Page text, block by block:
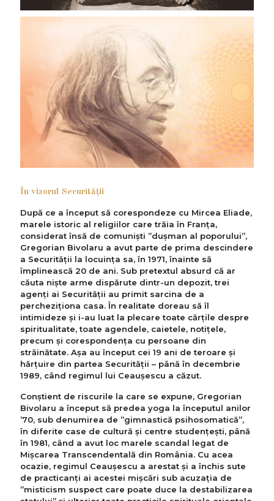
În vizorul Securității
După ce a început să corespondeze cu Mircea Eliade,
marele istoric al religiilor care trăia în Franţa,
considerat însă de comunişti ”dușman al poporului”,
Gregorian Bivolaru a avut parte de prima descindere
a Securității la locuința sa, în 1971, înainte să
împlinească 20 de ani. Sub pretextul absurd că ar
căuta niște arme dispărute dintr-un depozit, trei
agenți ai Securității au primit sarcina de a
percheziționa casa. În realitate doreau să îl
intimideze și i-au luat la plecare toate cărțile despre
spiritualitate, toate agendele, caietele, notițele,
precum și corespondența cu persoane din
străinătate. Aşa au început cei 19 ani de teroare și
hărțuire din partea Securității – până în decembrie
1989, când regimul lui Ceaușescu a căzut.
Conștient de riscurile la care se expune, Gregorian
Bivolaru a început să predea yoga la începutul anilor
’70, sub denumirea de ”gimnastică psihosomatică”,
în diferite case de cultură și centre studențești, până
în 1981, când a avut loc marele scandal legat de
Mișcarea Transcendentală din România. Cu acea
ocazie, regimul Ceaușescu a arestat și a închis sute
de practicanți ai acestei mișcări sub acuzația de
”misticism suspect care poate duce la destabilizarea